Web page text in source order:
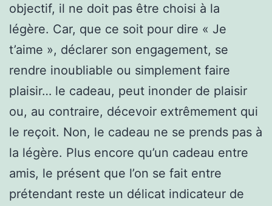
objectif, il ne doit pas être choisi à la
légère. Car, que ce soit pour dire « Je
t’aime », déclarer son engagement, se
rendre inoubliable ou simplement faire
plaisir… le cadeau, peut inonder de plaisir
ou, au contraire, décevoir extrêmement qui
le reçoit. Non, le cadeau ne se prends pas à
la légère. Plus encore qu’un cadeau entre
amis, le présent que l’on se fait entre
prétendant reste un délicat indicateur de